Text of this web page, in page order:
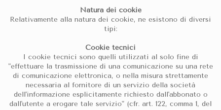
Natura dei cookie
Relativamente alla natura dei cookie, ne esistono di diversi
tipi:
Cookie tecnici
I cookie tecnici sono quelli utilizzati al solo fine di
"effettuare la trasmissione di una comunicazione su una rete
di comunicazione elettronica, o nella misura strettamente
necessaria al fornitore di un servizio della società
dell'informazione esplicitamente richiesto dall'abbonato o
dall'utente a erogare tale servizio" (cfr. art. 122, comma 1, del